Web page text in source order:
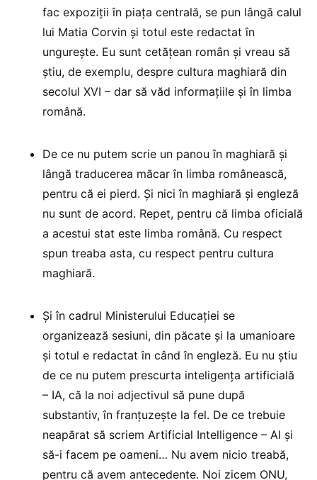
fac expoziții în piața centrală, se pun lângă calul
lui Matia Corvin și totul este redactat în
ungurește. Eu sunt cetățean român și vreau să
știu, de exemplu, despre cultura maghiară din
secolul XVI – dar să văd informațiile și în limba
română.
De ce nu putem scrie un panou în maghiară și
lângă traducerea măcar în limba românească,
pentru că ei pierd. Și nici în maghiară și engleză
nu sunt de acord. Repet, pentru că limba oficială
a acestui stat este limba română. Cu respect
spun treaba asta, cu respect pentru cultura
maghiară.
Și în cadrul Ministerului Educației se
organizează sesiuni, din păcate și la umanioare
și totul e redactat în când în engleză. Eu nu știu
de ce nu putem prescurta inteligența artificială
– IA, că la noi adjectivul să pune după
substantiv, în franțuzește la fel. De ce trebuie
neapărat să scriem Artificial Intelligence – AI și
să-i facem pe oameni… Nu avem nicio treabă,
pentru că avem antecedente. Noi zicem ONU,